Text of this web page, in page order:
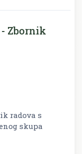
Zbornik
radova s
skupa